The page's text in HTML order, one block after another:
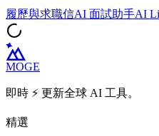
履歷與求職信AI 面試助手AI
MOGE
即時 ⚡️ 更新全球 AI 工具。
精選